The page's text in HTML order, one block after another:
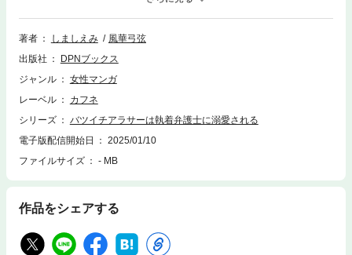
しているマンションに向かうと見知らぬ女とキスしている賢太の姿が─
─。ショックを受けて車道に飛び出した夏希を助けてくれたのは、数日前
にも盗撮事件で助けてくれたイケメン弁護士・時田だった。時田は夏希に
著者 しましえみ
風華弓弦
出版社
DPNブックス
ジャンル
女性マンガ
レーベル
カフネ
シリーズ
バツイチアラサーは執着弁護士に溺愛される
電子版配信開始日
2025/01/10
ファイルサイズ
- MB
作品をシェアする